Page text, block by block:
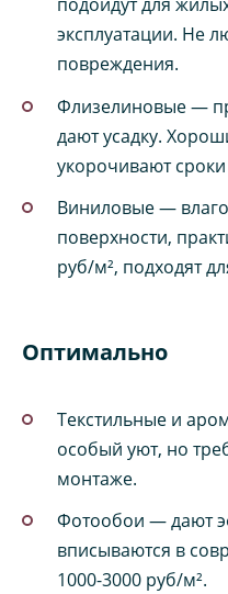
подойдут для
эксплуатации. Не
повреждения.
Флизелиновые —
дают усадку.
укорочивают
Виниловые —
поверхности,
руб/м², подходят
Оптимально
Текстильные и
особый уют, но
монтаже.
Фотообои — дают
вписываются в
1000-3000 руб/м².